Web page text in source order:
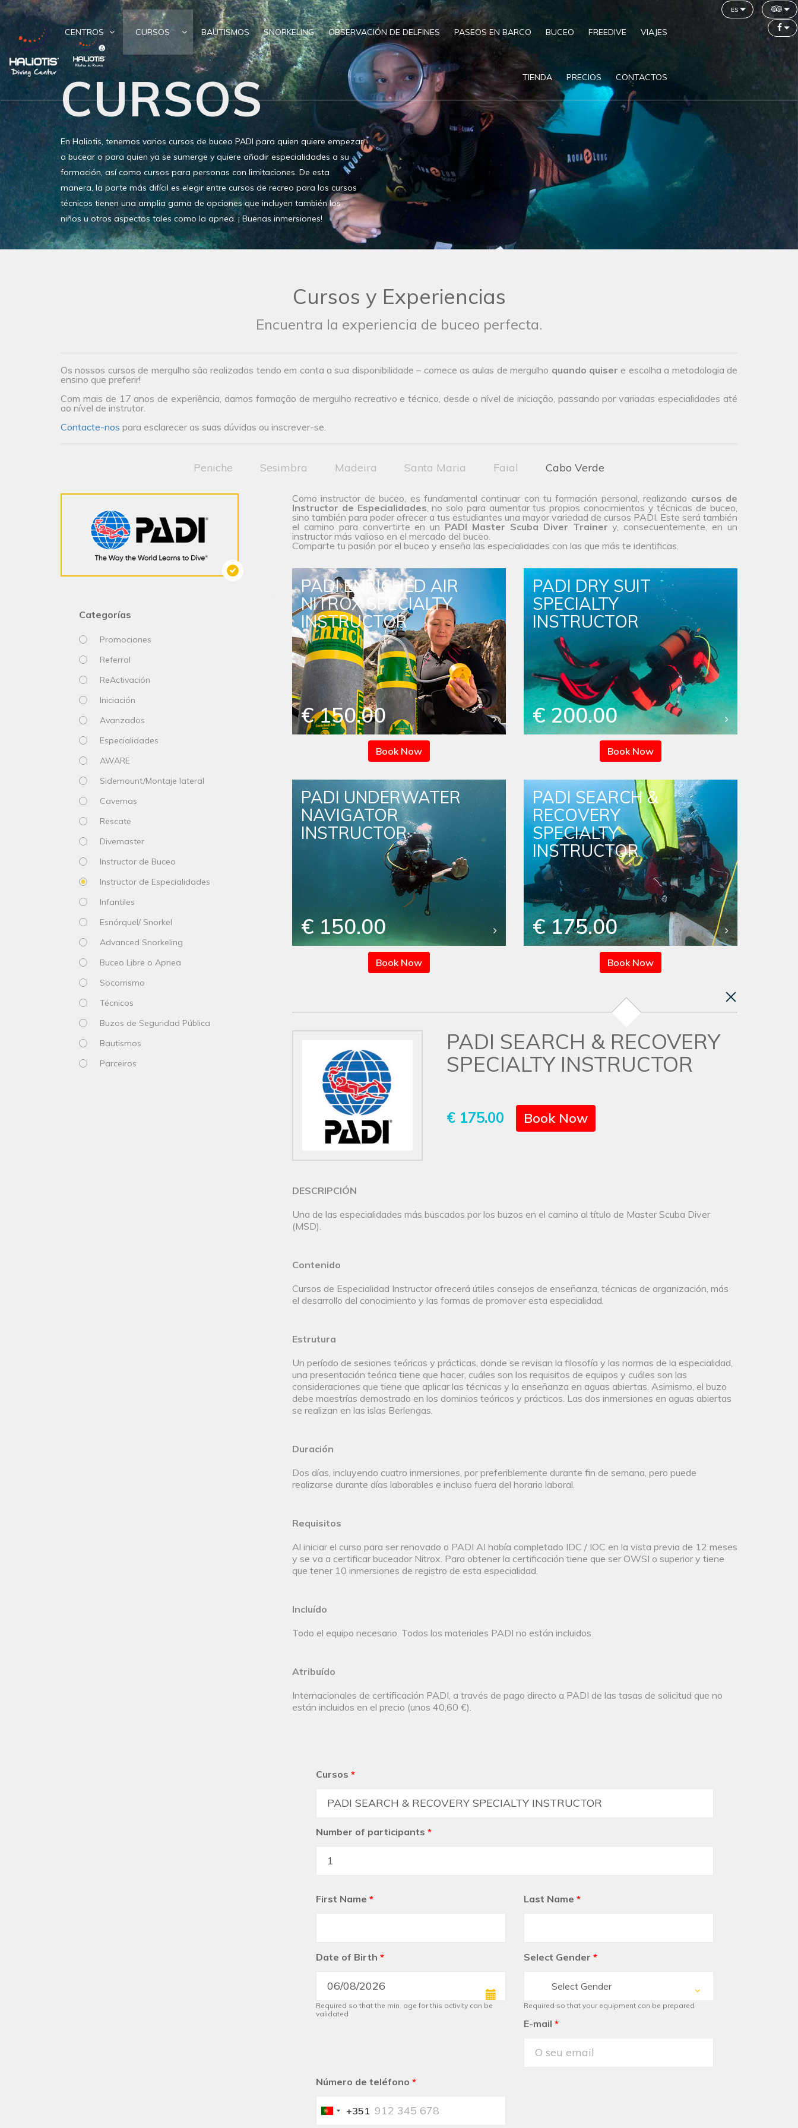
CENTROS CURSOS BAUTISMOS SNORKELING OBSERVACIÓN DE DELFINES PASEOS EN BARCO BUCEO FREEDIVE VIAJES
TIENDA PRECIOS CONTACTOS
es
CURSOS
En Haliotis, tenemos varios cursos de buceo PADI para quien quiere empezar
a bucear o para quien ya se sumerge y quiere añadir especialidades a su
formación, así como cursos para personas con limitaciones. De esta
manera, la parte más difícil es elegir entre cursos de recreo para los cursos
técnicos tienen una amplia gama de opciones que incluyen también los
niños u otros aspectos tales como la apnea. ¡ Buenas inmersiones!
Cursos y Experiencias
Encuentra la experiencia de buceo perfecta.
Os nossos cursos de mergulho são realizados tendo em conta a sua disponibilidade – comece as aulas de mergulho quando quiser e escolha a metodologia de
ensino que preferir!
Com mais de 17 anos de experiência, damos formação de mergulho recreativo e técnico, desde o nível de iniciação, passando por variadas especialidades até
ao nível de instrutor.
Contacte-nos para esclarecer as suas dúvidas ou inscrever-se.
Peniche Sesimbra Madeira Santa Maria Faial Cabo Verde
Categorías
Promociones
Referral
ReActivación
Iniciación
Avanzados
Especialidades
AWARE
Sidemount/Montaje lateral
Cavernas
Rescate
Divemaster
Instructor de Buceo
Instructor de Especialidades
Infantiles
Esnórquel/ Snorkel
Advanced Snorkeling
Buceo Libre o Apnea
Socorrismo
Técnicos
Buzos de Seguridad Pública
Bautismos
Parceiros
Como instructor de buceo, es fundamental continuar con tu formación personal, realizando cursos de
Instructor de Especialidades, no solo para aumentar tus propios conocimientos y técnicas de buceo,
sino también para poder ofrecer a tus estudiantes una mayor variedad de cursos PADI. Este será también
el camino para convertirte en un PADI Master Scuba Diver Trainer y, consecuentemente, en un
instructor más valioso en el mercado del buceo.
Comparte tu pasión por el buceo y enseña las especialidades con las que más te identificas.
PADI ENRICHED AIR
NITROX SPECIALTY
INSTRUCTOR
€ 150.00
Book Now
PADI DRY SUIT
SPECIALTY
INSTRUCTOR
€ 200.00
Book Now
PADI UNDERWATER
NAVIGATOR
INSTRUCTOR
€ 150.00
Book Now
PADI SEARCH &
RECOVERY
SPECIALTY
INSTRUCTOR
€ 175.00
Book Now
PADI SEARCH & RECOVERY
SPECIALTY INSTRUCTOR
€ 175.00 Book Now
DESCRIPCIÓN
Una de las especialidades más buscados por los buzos en el camino al título de Master Scuba Diver
(MSD).
Contenido
Cursos de Especialidad Instructor ofrecerá útiles consejos de enseñanza, técnicas de organización, más
el desarrollo del conocimiento y las formas de promover esta especialidad.
Estrutura
Un período de sesiones teóricas y prácticas, donde se revisan la filosofía y las normas de la especialidad,
una presentación teórica tiene que hacer, cuáles son los requisitos de equipos y cuáles son las
consideraciones que tiene que aplicar las técnicas y la enseñanza en aguas abiertas. Asimismo, el buzo
debe maestrías demostrado en los dominios teóricos y prácticos. Las dos inmersiones en aguas abiertas
se realizan en las islas Berlengas.
Duración
Dos días, incluyendo cuatro inmersiones, por preferiblemente durante fin de semana, pero puede
realizarse durante días laborables e incluso fuera del horario laboral.
Requisitos
Al iniciar el curso para ser renovado o PADI AI había completado IDC / IOC en la vista previa de 12 meses
y se va a certificar buceador Nitrox. Para obtener la certificación tiene que ser OWSI o superior y tiene
que tener 10 inmersiones de registro de esta especialidad.
Incluído
Todo el equipo necesario. Todos los materiales PADI no están incluidos.
Atribuído
Internacionales de certificación PADI, a través de pago directo a PADI de las tasas de solicitud que no
están incluidos en el precio (unos 40,60 €).
Cursos *
Number of participants *
First Name * Last Name *
Date of Birth *
Required so that the min. age for this activity can be
validated
Select Gender *
Select Gender
Required so that your equipment can be prepared
E-mail *
Número de teléfono *
Portugal
+351